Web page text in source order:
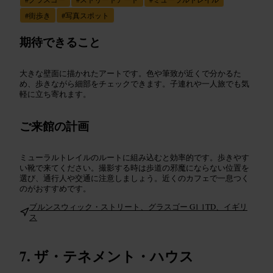
#街歩き #写真スポット
期待できること
大きな壁面に描かれたアートです。色や筆致が近くで分かるた
め、歩きながら細部をチェックできます。子連れや一人旅でも気
軽に立ち寄れます。
ご来館の計画
ミューラルトレイルのルートに組み込むと効率的です。歩きやす
い靴で来てください。撮影する時は歩道の邪魔にならない位置を
選び、通行人や交通に注意しましょう。近くのカフェで一息つく
のがおすすめです。
ブルンスウィック・ストリート、グラスゴー G1 1TD、イギリ
ス
ザ・テネメント・ハウス